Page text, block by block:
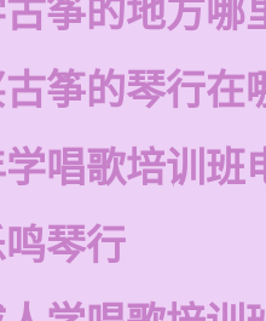
筝的地方哪
筝的琴行在
唱歌培训班
琴行